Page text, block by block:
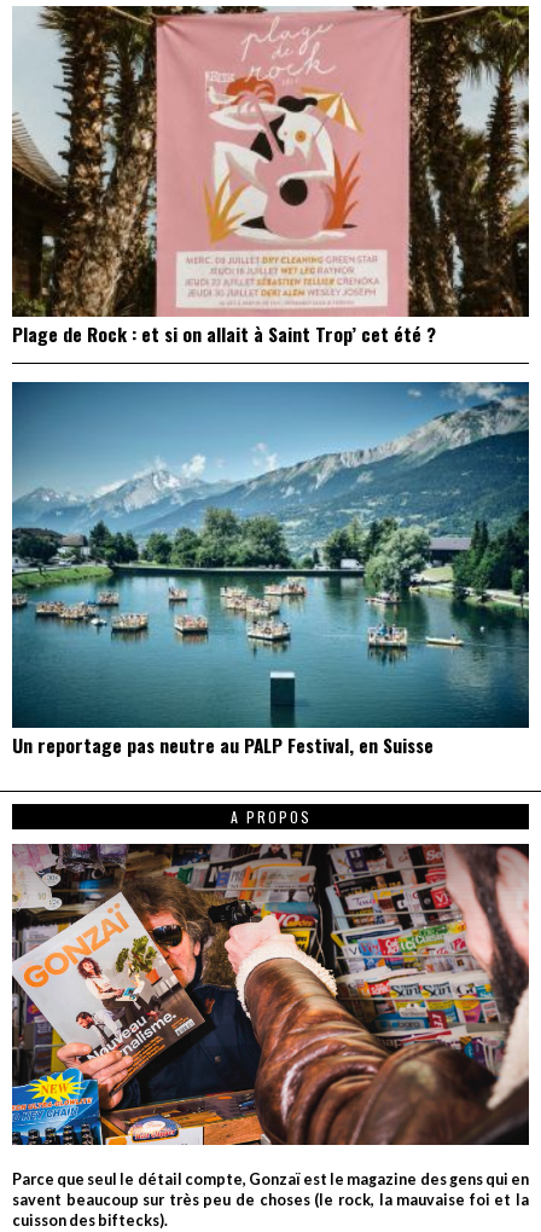
Plage de Rock : et si on allait à Saint Trop’ cet été ?
Un reportage pas neutre au PALP Festival, en Suisse
A PROPOS
Parce que seul le détail compte, Gonzaï est le magazine des gens qui en
savent beaucoup sur très peu de choses (le rock, la mauvaise foi et la
cuisson des biftecks).